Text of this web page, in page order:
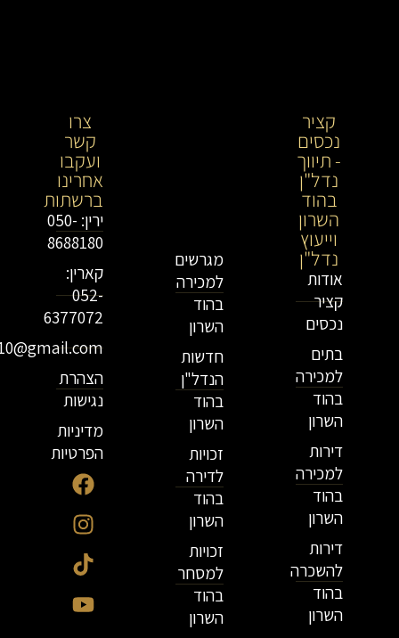
קציר
נכסים
- תיווך
נדל"ן
בהוד
השרון
וייעוץ
נדל"ן
אודות
קציר
נכסים
בתים
למכירה
בהוד
השרון
דירות
למכירה
בהוד
השרון
דירות
להשכרה
בהוד
השרון
מגרשים
למכירה
בהוד
השרון
חדשות
הנדל"ן
בהוד
השרון
זכויות
לדירה
בהוד
השרון
זכויות
למסחר
בהוד
השרון
צרו
קשר
ועקבו
אחרינו
ברשתות
ירין: 050-
8688180
קארין:
052-
6377072
הצהרת
נגישות
מדיניות
הפרטיות